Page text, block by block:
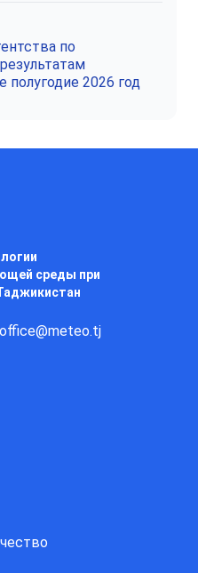
по
полугодие 2026 год
среды при
office@meteo.tj